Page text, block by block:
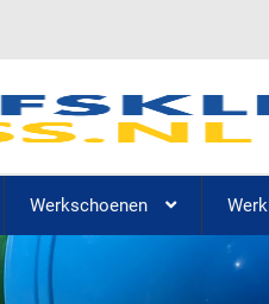
Werkschoenen